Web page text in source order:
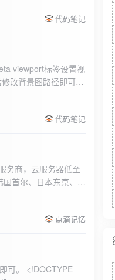
代码笔记
viewport标签设置视
改背景图路径即可。
代码笔记
首尔、日本东京、美
点滴记忆
0.5px; width: 100%; max-width: 1200px; margin: 0 auto; } /* 弹窗样式 */ .modal-overlay { position: fixed; top: 0; left: 0; right: 0; bottom: 0; background: rgba(0, 0, 0, 0.4); display: flex; justify-content: center; align-items: center; z-index: 10000; } .modal { background: white; border: 1px solid #e9ecef; padding: 25px; border-radius: 15px; width: 90%; max-width: 3